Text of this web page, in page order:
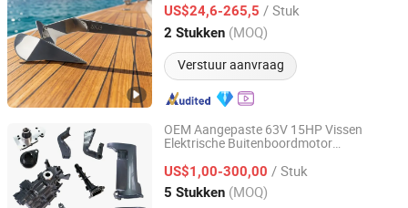
houdkracht, mooringanker hardware
onderdelen voor jacht
US$24,6-265,5 / Stuk
2 Stukken (MOQ)
Verstuur aanvraag
Shandong, China Sinds 2026
OEM Aangepaste 63V 15HP Vissen
Elektrische Buitenboordmotor
Buitenboordboot Motor Groothandel
Maritieme Reserve
YAMAHA
US$1,00-300,00 / Stuk
5 Stukken (MOQ)
Ningbo Dofan Machinery Technology Co., Ltd.
Zhejiang, China Sinds 2025